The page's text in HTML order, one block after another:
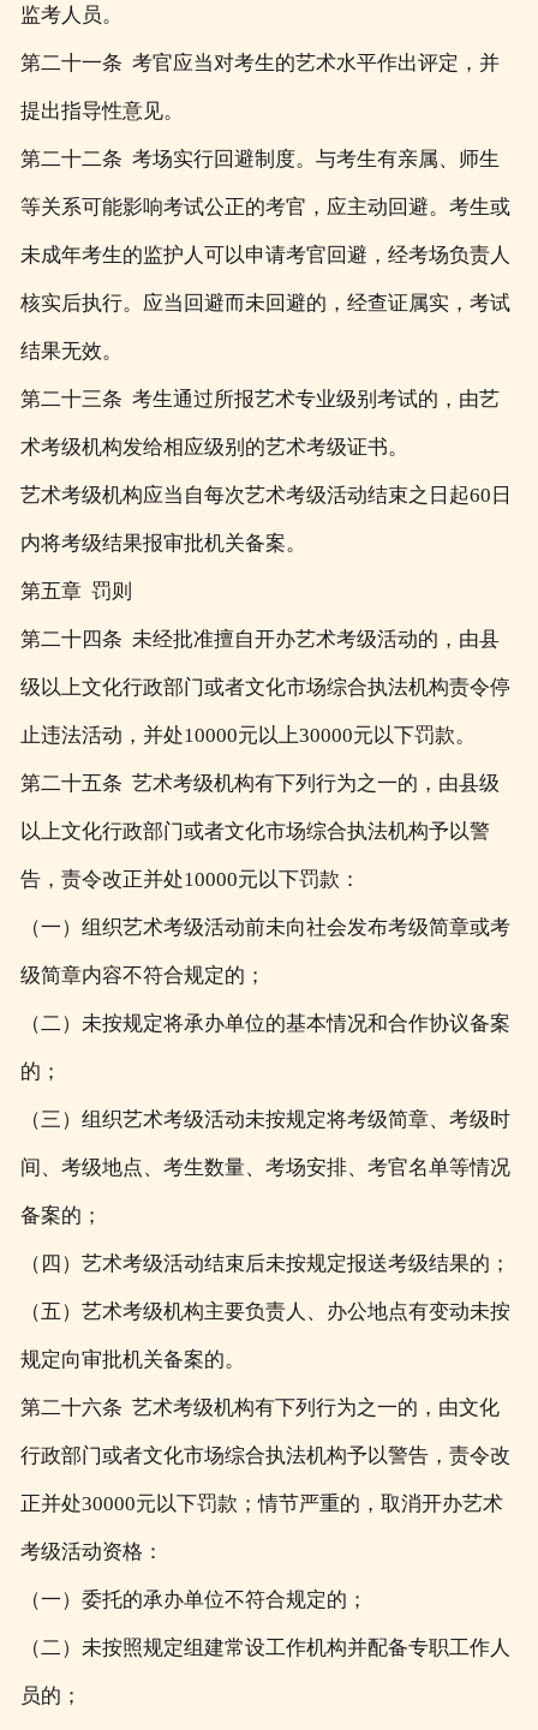
监考人员。
第二十一条 考官应当对考生的艺术水平作出评定，并
提出指导性意见。
第二十二条 考场实行回避制度。与考生有亲属、师生
等关系可能影响考试公正的考官，应主动回避。考生或
未成年考生的监护人可以申请考官回避，经考场负责人
核实后执行。应当回避而未回避的，经查证属实，考试
结果无效。
第二十三条 考生通过所报艺术专业级别考试的，由艺
术考级机构发给相应级别的艺术考级证书。
艺术考级机构应当自每次艺术考级活动结束之日起60日
内将考级结果报审批机关备案。
第五章 罚则
第二十四条 未经批准擅自开办艺术考级活动的，由县
级以上文化行政部门或者文化市场综合执法机构责令停
止违法活动，并处10000元以上30000元以下罚款。
第二十五条 艺术考级机构有下列行为之一的，由县级
以上文化行政部门或者文化市场综合执法机构予以警
告，责令改正并处10000元以下罚款：
（一）组织艺术考级活动前未向社会发布考级简章或考
级简章内容不符合规定的；
（二）未按规定将承办单位的基本情况和合作协议备案
的；
（三）组织艺术考级活动未按规定将考级简章、考级时
间、考级地点、考生数量、考场安排、考官名单等情况
备案的；
（四）艺术考级活动结束后未按规定报送考级结果的；
（五）艺术考级机构主要负责人、办公地点有变动未按
规定向审批机关备案的。
第二十六条 艺术考级机构有下列行为之一的，由文化
行政部门或者文化市场综合执法机构予以警告，责令改
正并处30000元以下罚款；情节严重的，取消开办艺术
考级活动资格：
（一）委托的承办单位不符合规定的；
（二）未按照规定组建常设工作机构并配备专职工作人
员的；